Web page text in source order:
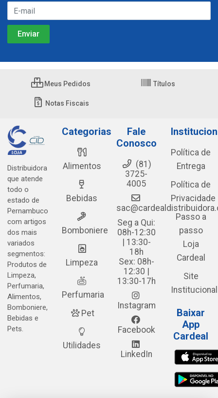
Meus Pedidos Títulos
Notas Fiscais
Distribuidora
que atende
todo o
estado de
Pernambuco
com artigos
dos mais
variados
segmentos:
Produtos de
Limpeza,
Perfumaria,
Alimentos,
Bomboniere,
Bebidas e
Pets.
Categorias
Alimentos
Bebidas
Bomboniere
Limpeza
Perfumaria
Pet
Utilidades
Fale
Conosco
(81)
3725-
4005
Seg a Qui:
08h-12:30
| 13:30-
18h
Sex: 08h-
12:30 |
13:30-17h
Instagram
Facebook
LinkedIn
Política de
Entrega
Política de
Privacidade
Passo a
passo
Loja
Cardeal
Site
Institucional
Baixar
App
Cardeal